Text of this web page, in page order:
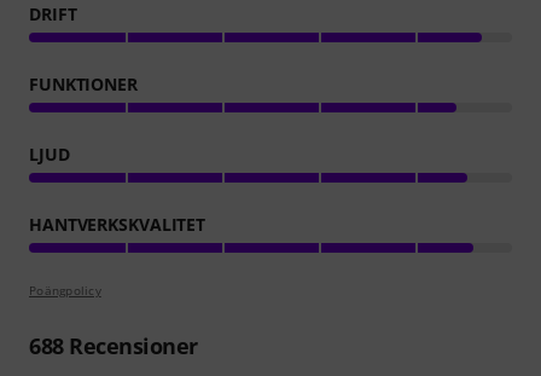
DRIFT
FUNKTIONER
LJUD
HANTVERKSKVALITET
Poängpolicy
688Recensioner